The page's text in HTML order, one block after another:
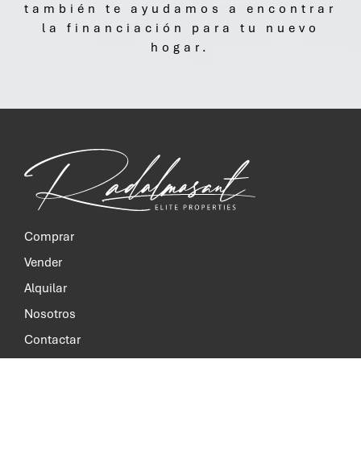
también te ayudamos a encontrar
la financiación para tu nuevo
hogar.
Comprar
Vender
Alquilar
Nosotros
Contactar